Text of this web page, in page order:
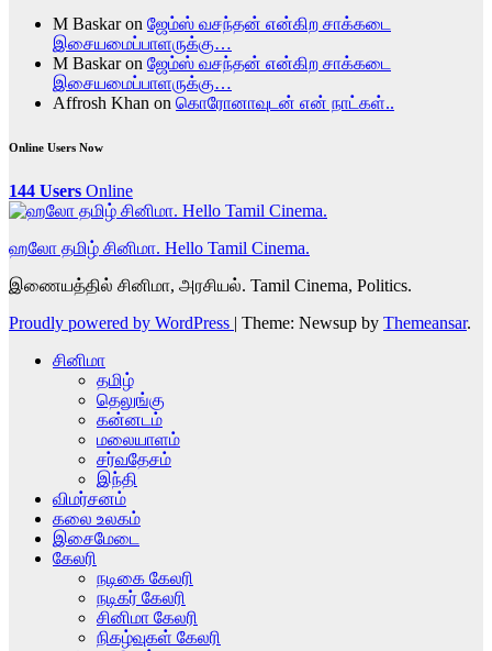
M Baskaron ஜேம்ஸ் வசந்தன் என்கிற சாக்கடை
இசையமைப்பாளருக்கு…
M Baskaron ஜேம்ஸ் வசந்தன் என்கிற சாக்கடை
இசையமைப்பாளருக்கு…
Affrosh Khan on கொரோனாவுடன் என் நாட்கள்..
Online Users Now
144 Users Online
ஹலோ தமிழ் சினிமா. Hello Tamil Cinema.
இணையத்தில் சினிமா, அரசியல். Tamil Cinema, Politics.
Proudly powered by WordPress | Theme: Newsup by Themeansar.
சினிமா
தமிழ்
தெலுங்கு
கன்னடம்
மலையாளம்
சர்வதேசம்
இந்தி
விமர்சனம்
கலை உலகம்
இசைமேடை
கேலரி
நடிகை கேலரி
நடிகர் கேலரி
சினிமா கேலரி
நிகழ்வுகள் கேலரி